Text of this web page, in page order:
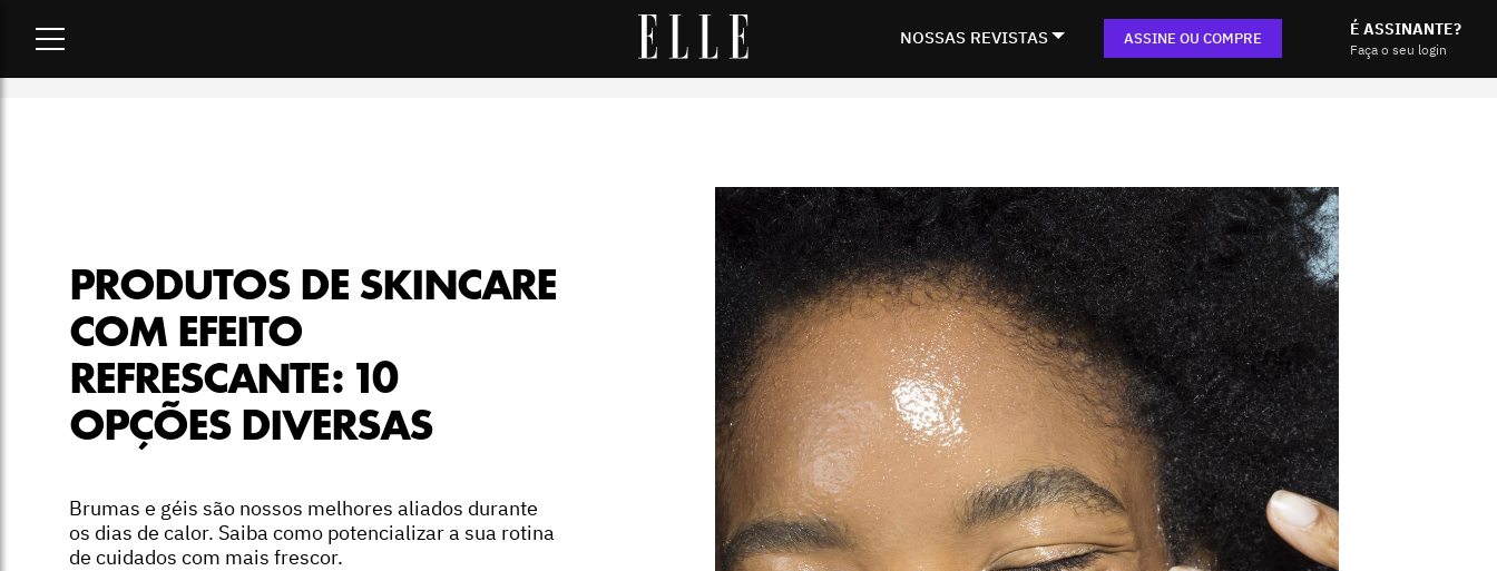
NOSSAS REVISTAS ASSINE OU COMPRE É ASSINANTE?
Faça o seu login
Produtos de skincare com efeito refrescante: 10 opções diversas
PRODUTOS DE SKINCARE
COM EFEITO
REFRESCANTE: 10
OPÇÕES DIVERSAS
Brumas e géis são nossos melhores aliados durante
os dias de calor. Saiba como potencializar a sua rotina
de cuidados com mais frescor.